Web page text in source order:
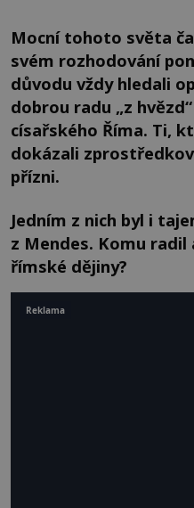
Mocní tohoto světa
svém rozhodování
důvodu vždy hledali
dobrou radu „z
císařského Říma. Ti,
dokázali
přízni.
Jedním z nich byl i
z Mendes. Komu radil
římské dějiny?
Reklama